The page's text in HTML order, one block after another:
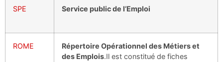
SPE Service public de l’Emploi
ROME
Répertoire Opérationnel des Métiers et
des Emplois.Il est constitué de fiches